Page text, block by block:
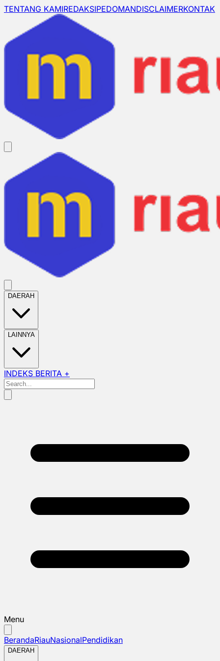
TENTANG KAMIREDAKSIPEDOMANDISCLAIMERKONTAK
DAERAH
LAINNYA
INDEKS BERITA +
Menu
BerandaRiauNasionalPendidikan
DAERAH